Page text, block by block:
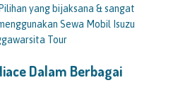
yang bijaksana & sangat
Sewa Mobil Isuzu
Tour
Dalam Berbagai